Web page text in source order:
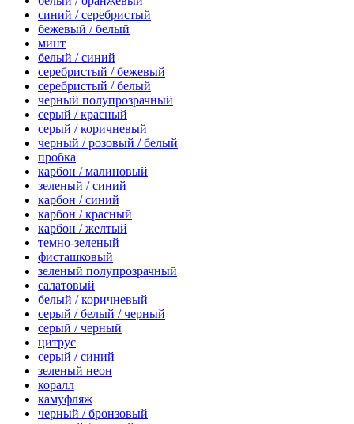
синий / серебристый
бежевый / белый
минт
белый / синий
серебристый / бежевый
серебристый / белый
черный полупрозрачный
серый / красный
серый / коричневый
черный / розовый / белый
пробка
карбон / малиновый
зеленый / синий
карбон / синий
карбон / красный
карбон / желтый
темно-зеленый
фисташковый
зеленый полупрозрачный
салатовый
белый / коричневый
серый / белый / черный
серый / черный
цитрус
серый / синий
зеленый неон
коралл
камуфляж
черный / бронзовый